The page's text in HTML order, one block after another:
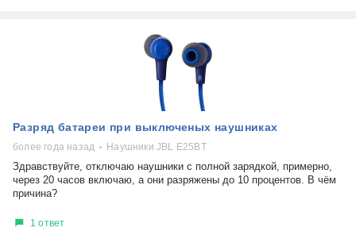
Разряд батареи при выключеных наушниках
более года назад Наушники JBL E25BT
Здравствуйте, отключаю наушники с полной зарядкой, примерно,
через 20 часов включаю, а они разряжены до 10 процентов. В чём
причина?
1 ответ